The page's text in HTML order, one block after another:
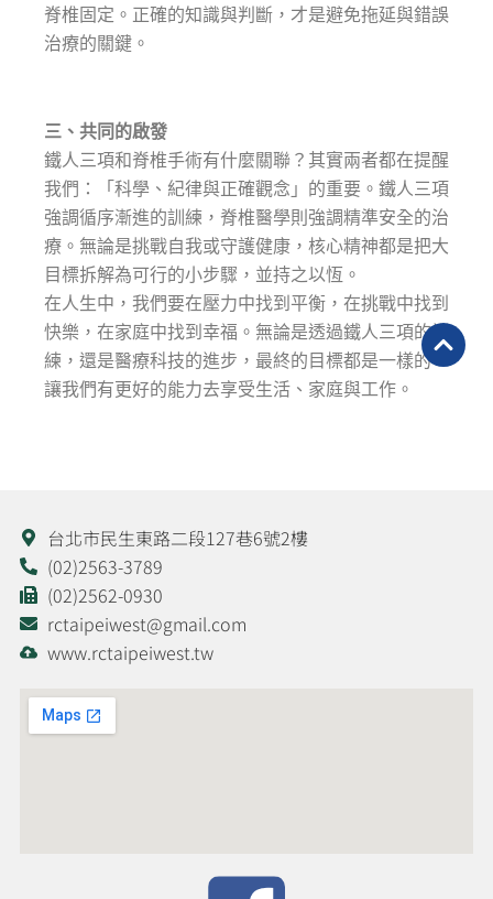
脊椎固定。正確的知識與判斷，才是避免拖延與錯誤
治療的關鍵。
三、共同的啟發
鐵人三項和脊椎手術有什麼關聯？其實兩者都在提醒
我們：「科學、紀律與正確觀念」的重要。鐵人三項
強調循序漸進的訓練，脊椎醫學則強調精準安全的治
療。無論是挑戰自我或守護健康，核心精神都是把大
目標拆解為可行的小步驟，並持之以恆。
在人生中，我們要在壓力中找到平衡，在挑戰中找到
快樂，在家庭中找到幸福。無論是透過鐵人三項的訓
練，還是醫療科技的進步，最終的目標都是一樣的-
讓我們有更好的能力去享受生活、家庭與工作。
台北市民生東路二段127巷6號2樓
(02)2563-3789
(02)2562-0930
rctaipeiwest@gmail.com
www.rctaipeiwest.tw